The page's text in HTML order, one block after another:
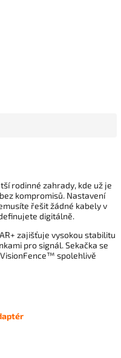
rodinné zahrady, kde už je
kompromisů. Nastavení
řešit žádné kabely v
digitálně.
zajišťuje vysokou stabilitu
pro signál. Sekačka se
spolehlivě